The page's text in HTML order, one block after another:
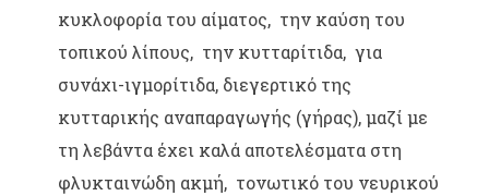
κυκλοφορία του αίματος, την καύση του
τοπικού λίπους, την κυτταρίτιδα, για
συνάχι-ιγμορίτιδα, διεγερτικό της
κυτταρικής αναπαραγωγής (γήρας), μαζί με
τη λεβάντα έχει καλά αποτελέσματα στη
φλυκταινώδη ακμή, τονωτικό του νευρικού